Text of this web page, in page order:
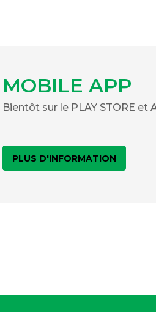
MOBILE APP
Bientôt sur le PLAY STORE et
PLUS D'INFORMATION